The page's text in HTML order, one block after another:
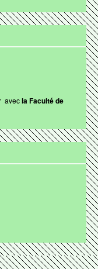
de
aveclaFacultéde